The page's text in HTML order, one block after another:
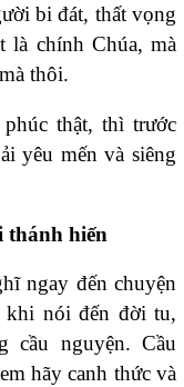
bi đát, thất vọng
là chính Chúa, mà
thôi.
thật, thì trước
yêu mến và siêng
thánh hiến
ngay đến chuyện
nói đến đời tu,
cầu nguyện. Cầu
hãy canh thức và